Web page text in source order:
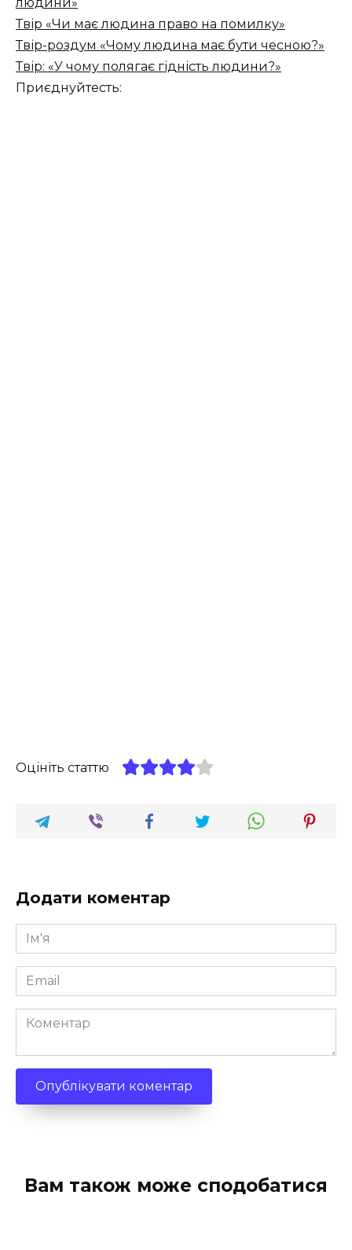
Твір «Чи має людина право на помилку»
Твір-роздум «Чому людина має бути чесною?»
Твір: «У чому полягає гідність людини?»
Приєднуйтесть:
Оцініть статтю
Додати коментар
Ім'я
*
Email
*
Коментар
Вам також може сподобатися